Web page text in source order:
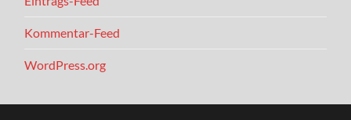
Kommentar-Feed
WordPress.org